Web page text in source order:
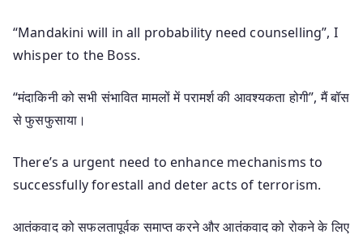
“Mandakini will in all probability need counselling”, I
whisper to the Boss.
“मंदाकिनी को सभी संभावित मामलों में परामर्श की आवश्यकता होगी”, मैं बॉस
से फुसफुसाया।
There’s a urgent need to enhance mechanisms to
successfully forestall and deter acts of terrorism.
आतंकवाद को सफलतापूर्वक समाप्त करने और आतंकवाद को रोकने के लिए